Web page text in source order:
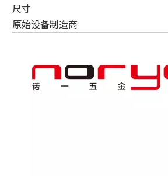
尺寸
原始设备制造商